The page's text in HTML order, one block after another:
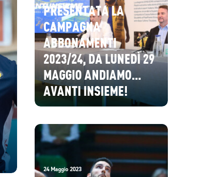
PRESENTATA LA
CAMPAGNA
ABBONAMENTI
2023/24, DA LUNEDÌ 29
MAGGIO ANDIAMO…
AVANTI INSIEME!
24 Maggio 2023